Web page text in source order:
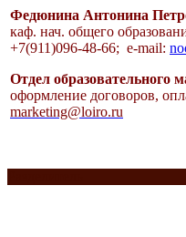
Федюнина Антонина
каф. нач. общего
+7(911)096-48-66; e-mail:
Отдел образовательного
оформление договоров,
marketing@loiro.ru